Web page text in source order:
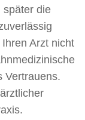
später die
Arzt nicht
Vertrauens.